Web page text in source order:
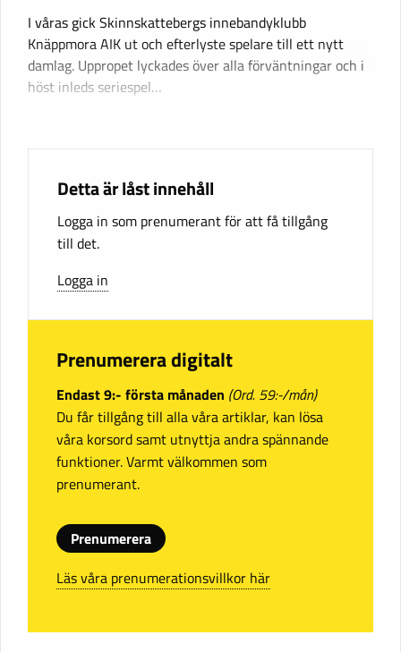
I våras gick Skinnskattebergs innebandyklubb
Knäppmora AIK ut och efterlyste spelare till ett nytt
damlag. Uppropet lyckades över alla förväntningar och i
höst inleds seriespel…
Detta är låst innehåll
Logga in som prenumerant för att få tillgång
till det.
Logga in
Prenumerera digitalt
Endast 9:- första månaden (Ord. 59:-/mån)
Du får tillgång till alla våra artiklar, kan lösa
våra korsord samt utnyttja andra spännande
funktioner. Varmt välkommen som
prenumerant.
Prenumerera
Läs våra prenumerationsvillkor här